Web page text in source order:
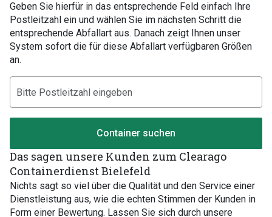
Geben Sie hierfür in das entsprechende Feld einfach Ihre
Postleitzahl ein und wählen Sie im nächsten Schritt die
entsprechende Abfallart aus. Danach zeigt Ihnen unser
System sofort die für diese Abfallart verfügbaren Größen
an.
Container suchen
Das sagen unsere Kunden zum Clearago
Containerdienst Bielefeld
Nichts sagt so viel über die Qualität und den Service einer
Dienstleistung aus, wie die echten Stimmen der Kunden in
Form einer Bewertung. Lassen Sie sich durch unsere